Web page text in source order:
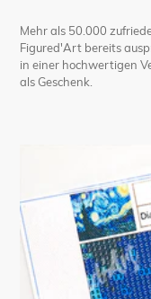
Mehr als 50.000
Figured'Art bereits
in einer hochwertigen
als Geschenk.